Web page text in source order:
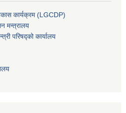
कार्यक्रम (LGCDP)
मन्त्रालय
परिषद्को कार्यालय